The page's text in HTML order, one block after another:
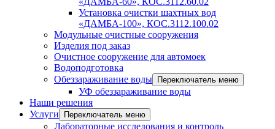
Установка очистки шахтных вод
«ДАМБА-100», КОС.3112.100.02
Модульные очистные сооружения
Изделия под заказ
Очистное сооружение для автомоек
Водоподготовка
Обеззараживание воды
Переключатель меню
УФ обеззараживание воды
Наши решения
Услуги
Переключатель меню
Лабораторные исследования и контроль